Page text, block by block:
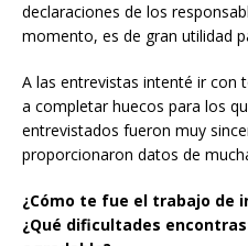
declaraciones de los
momento, es de gran utilidad
A las entrevistas intenté ir con
a completar huecos para los
entrevistados fueron muy
proporcionaron datos de
¿Cómo te fue el trabajo de
¿Qué dificultades